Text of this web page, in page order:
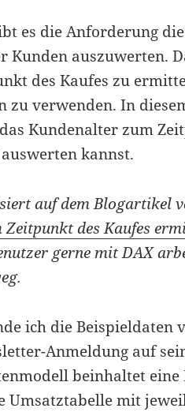
es die Anforderung
Kunden auszuwerten.
des Kaufes zu
zu verwenden. In
Kundenalter zum
kannst.
auf dem Blogartikel
des Kaufes
gerne mit DAX
ich die Beispieldaten
Anmeldung auf
beinhaltet
Umsatztabelle mit